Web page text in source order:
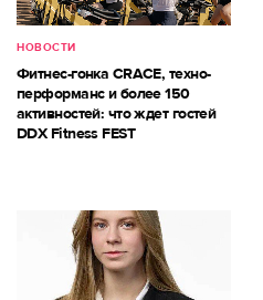
НОВОСТИ
Фитнес-гонка CRACE, техно-
перформанс и более 150
активностей: что ждет гостей
DDX Fitness FEST